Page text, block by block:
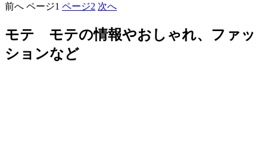
前へ ページ1 ページ2 次へ
モテ モテの情報やおしゃれ、ファッ
ションなど